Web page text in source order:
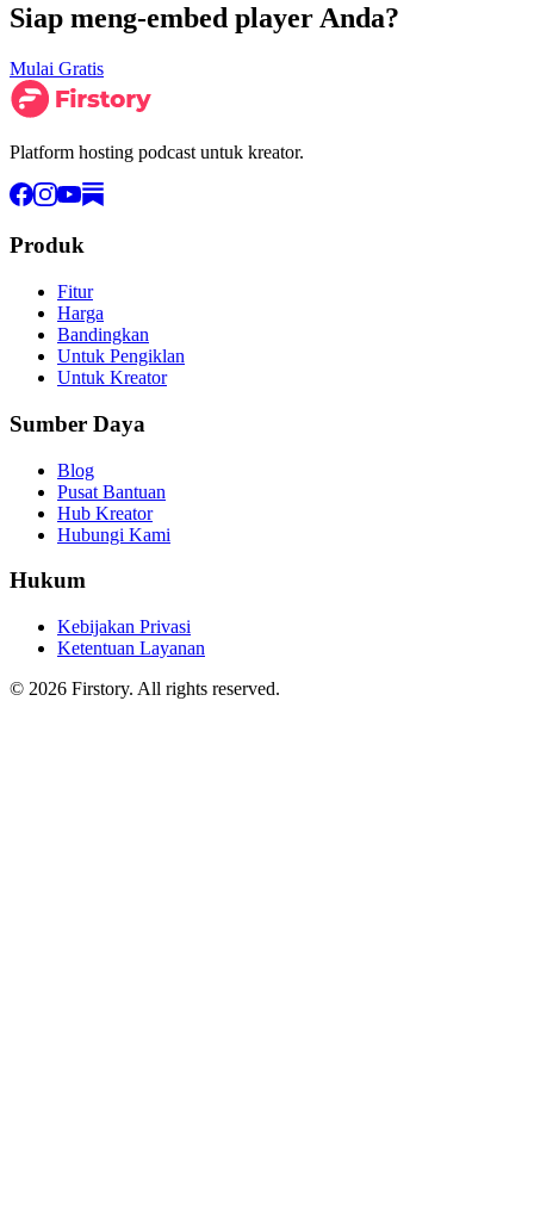
Siap meng-embed player Anda?
Mulai Gratis
Platform hosting podcast untuk kreator.
Produk
Fitur
Harga
Bandingkan
Untuk Pengiklan
Untuk Kreator
Sumber Daya
Blog
Pusat Bantuan
Hub Kreator
Hubungi Kami
Hukum
Kebijakan Privasi
Ketentuan Layanan
© 2026 Firstory. All rights reserved.